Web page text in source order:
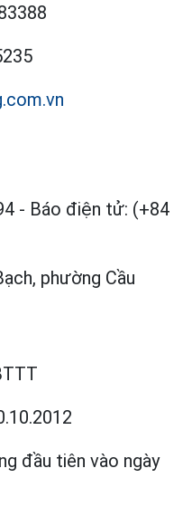
- Báo điện tử: (+84
phường Cầu
đầu tiên vào ngày